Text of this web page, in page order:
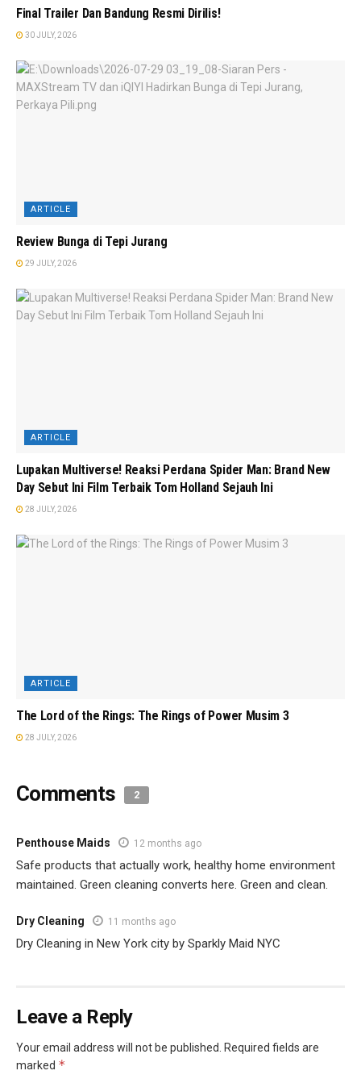
Final Trailer Dan Bandung Resmi Dirilis!
30 JULY, 2026
ARTICLE
Review Bunga di Tepi Jurang
29 JULY, 2026
ARTICLE
Lupakan Multiverse! Reaksi Perdana Spider Man: Brand New
Day Sebut Ini Film Terbaik Tom Holland Sejauh Ini
28 JULY, 2026
ARTICLE
The Lord of the Rings: The Rings of Power Musim 3
28 JULY, 2026
Comments 2
Penthouse Maids 12 months ago
Safe products that actually work, healthy home environment
maintained. Green cleaning converts here. Green and clean.
Dry Cleaning 11 months ago
Dry Cleaning in New York city by Sparkly Maid NYC
Leave a Reply
Your email address will not be published.
Required fields are
marked *